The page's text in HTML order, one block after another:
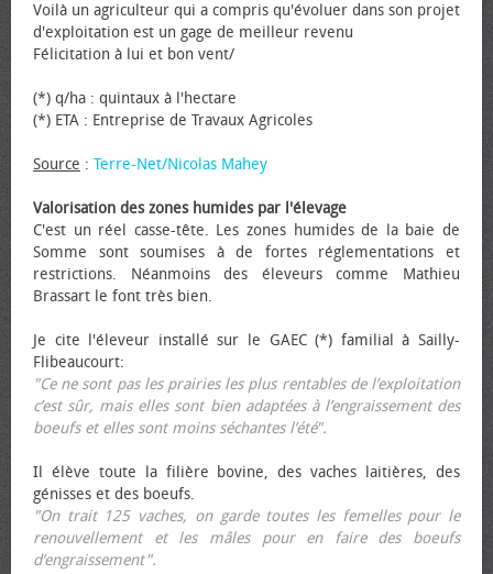
Voilà un agriculteur qui a compris qu'évoluer dans son projet
d'exploitation est un gage de meilleur revenu
Félicitation à lui et bon vent/
(*) q/ha : quintaux à l'hectare
(*) ETA : Entreprise de Travaux Agricoles
Source : Terre-Net/Nicolas Mahey
Valorisation des zones humides par l'élevage
C'est un réel casse-tête. Les zones humides de la baie de
Somme sont soumises à de fortes réglementations et
restrictions. Néanmoins des éleveurs comme Mathieu
Brassart le font très bien.
Je cite l'éleveur installé sur le GAEC (*) familial à Sailly-
Flibeaucourt:
"Ce ne sont pas les prairies les plus rentables de l’exploitation
c’est sûr, mais elles sont bien adaptées à l’engraissement des
bœufs et elles sont moins séchantes l’été".
Il élève toute la filière bovine, des vaches laitières, des
génisses et des bœufs.
"On trait 125 vaches, on garde toutes les femelles pour le
renouvellement et les mâles pour en faire des bœufs
d’engraissement".